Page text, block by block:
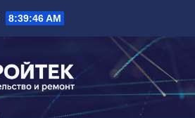
8:39:47 AM